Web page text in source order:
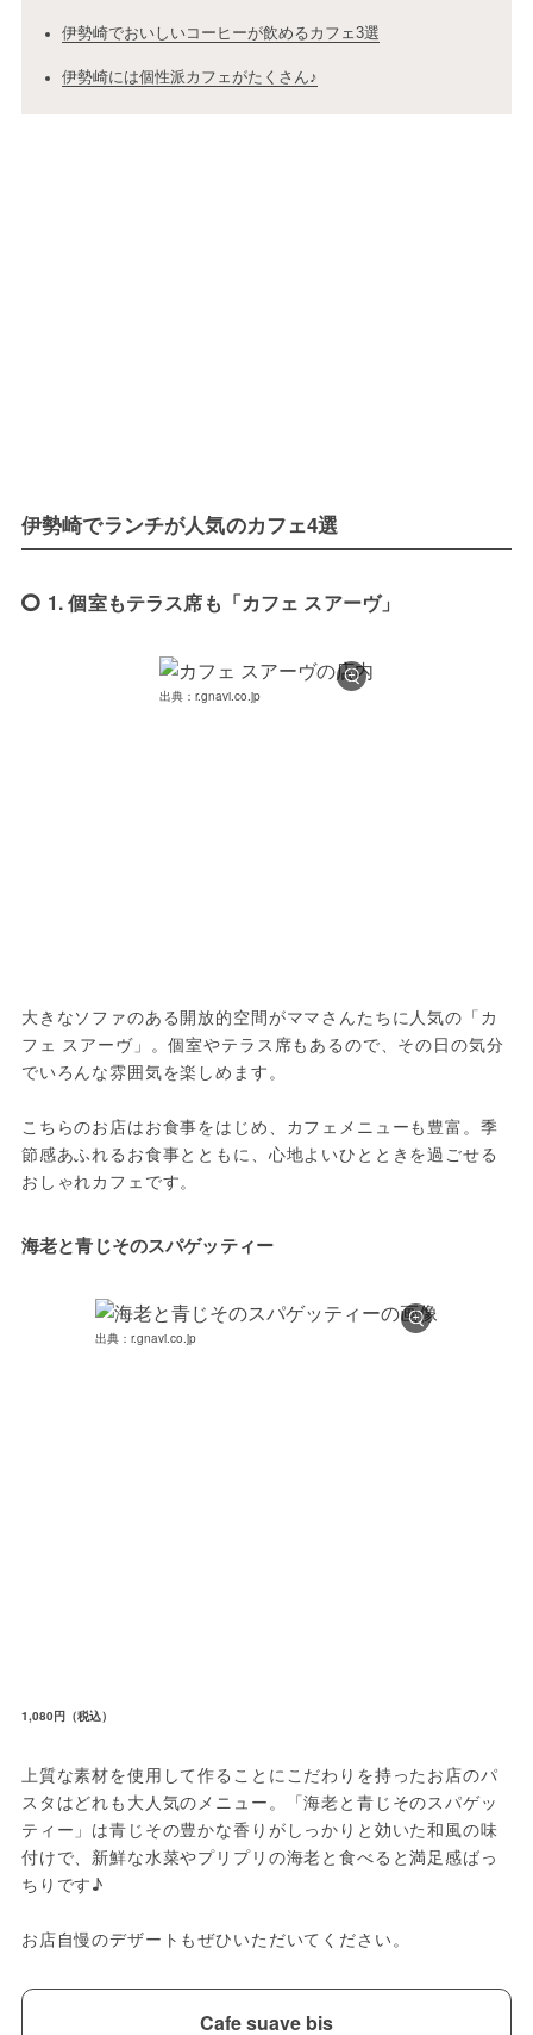
伊勢崎でおいしいコーヒーが飲めるカフェ3選
伊勢崎には個性派カフェがたくさん♪
伊勢崎でランチが人気のカフェ4選
1. 個室もテラス席も「カフェ スアーヴ」
出典：r.gnavi.co.jp
大きなソファのある開放的空間がママさんたちに人気の「カ
フェ スアーヴ」。個室やテラス席もあるので、その日の気分
でいろんな雰囲気を楽しめます。
こちらのお店はお食事をはじめ、カフェメニューも豊富。季
節感あふれるお食事とともに、心地よいひとときを過ごせる
おしゃれカフェです。
海老と青じそのスパゲッティー
出典：r.gnavi.co.jp
1,080円（税込）
上質な素材を使用して作ることにこだわりを持ったお店のパ
スタはどれも大人気のメニュー。「海老と青じそのスパゲッ
ティー」は青じその豊かな香りがしっかりと効いた和風の味
付けで、新鮮な水菜やプリプリの海老と食べると満足感ばっ
ちりです♪
お店自慢のデザートもぜひいただいてください。
Cafe suave bis